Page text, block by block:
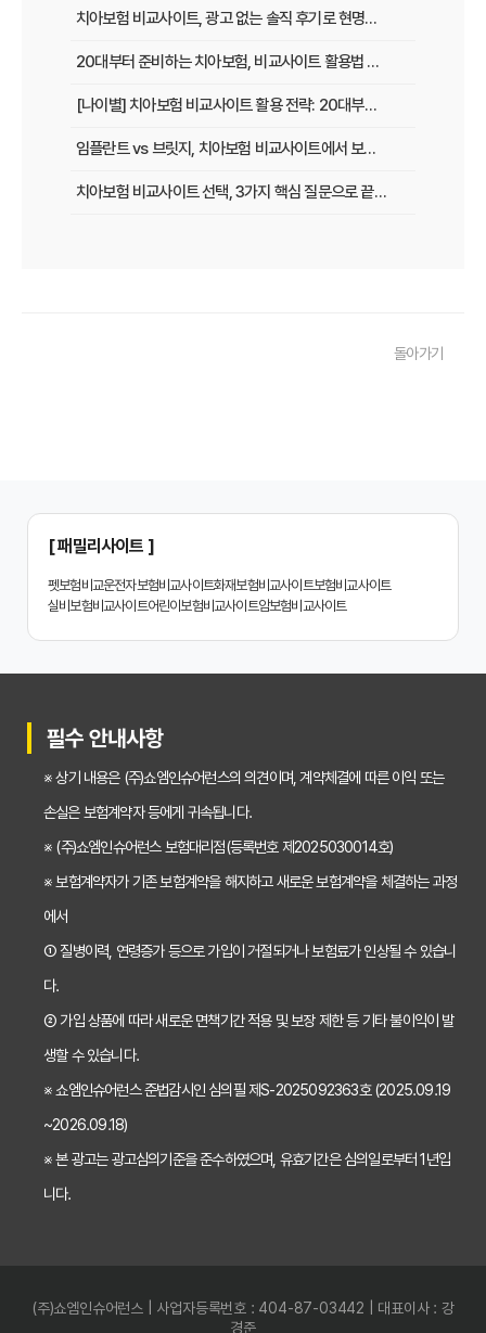
치아보험 비교사이트, 광고 없는 솔직 후기로 현명하게 선택하는 법
20대부터 준비하는 치아보험, 비교사이트 활용법 A to Z
[나이별] 치아보험 비교사이트 활용 전략: 20대부터 60대까지 맞춤 가이드
임플란트 vs 브릿지, 치아보험 비교사이트에서 보장 범위 꼼꼼하게 확인하는 꿀팁
치아보험 비교사이트 선택, 3가지 핵심 질문으로 끝내기
치아보험 비교사이트 똑똑하게 활용하는 3가지 꿀팁
치아보험 비교사이트 선택 전 반드시 알아야 할 5가지 핵심 질문
임플란트, 크라운 치료비 부담? 치아보험 비교사이트 활용법 및 보장꿀팁
2026년 치아보험, 가격 vs 보장! 비교 분석으로 나에게 딱 맞는 보험 찾기
치아보험 비교사이트 활용법: 숨겨진 보장까지 꼼꼼하게 찾는 꿀팁
치아보험 비교사이트 활용법: 숨은 꿀팁 대방출! 보험료 절약 노하우
5분 만에 끝내는 치아보험 비교! 나에게 딱 맞는 보험 찾고 숨은 혜택까지 챙기기
돌아가기
[ 패밀리사이트 ]
펫보험비교운전자보험비교사이트화재보험비교사이트보험비교사이트
실비보험비교사이트어린이보험비교사이트암보험비교사이트
필수 안내사항
※ 상기 내용은 (주)쇼엠인슈어런스의 의견이며, 계약체결에 따른 이익 또는
손실은 보험계약자 등에게 귀속됩니다.
※ (주)쇼엠인슈어런스 보험대리점(등록번호 제2025030014호)
※ 보험계약자가 기존 보험계약을 해지하고 새로운 보험계약을 체결하는 과정
에서
① 질병이력, 연령증가 등으로 가입이 거절되거나 보험료가 인상될 수 있습니
다.
② 가입 상품에 따라 새로운 면책기간 적용 및 보장 제한 등 기타 불이익이 발
생할 수 있습니다.
※ 쇼엠인슈어런스 준법감시인 심의필 제S-2025092363호 (2025.09.19
~2026.09.18)
※ 본 광고는 광고심의기준을 준수하였으며, 유효기간은 심의일로부터 1년입
니다.
(주)쇼엠인슈어런스 | 사업자등록번호 : 404-87-03442 | 대표이사 : 강
경준